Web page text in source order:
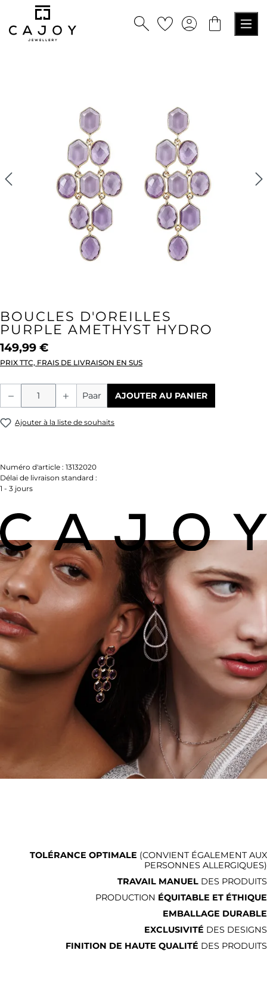
principal
BOUCLES D'OREILLES
PURPLE AMETHYST HYDRO
149,99 €
PRIX TTC, FRAIS DE LIVRAISON EN SUS
Quantité de produit : Entrez la
Paar AJOUTER AU PANIER
Ajouter à la liste de souhaits
Numéro d'article : 13132020
Délai de livraison standard :
1 - 3 jours
TOLÉRANCE OPTIMALE (CONVIENT ÉGALEMENT AUX
PERSONNES ALLERGIQUES)
TRAVAIL MANUEL DES PRODUITS
PRODUCTION ÉQUITABLE ET ÉTHIQUE
EMBALLAGE DURABLE
EXCLUSIVITÉ DES DESIGNS
FINITION DE HAUTE QUALITÉ DES PRODUITS